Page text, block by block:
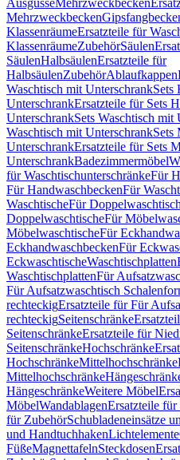
AusgüsseMehrzweckbecken
Mehrzweckbecken
KlassenräumeErsatzteile für
KlassenräumeZubehörSäulen
SäulenHalbsäulenErsatzteile für
HalbsäulenZubehörAblaufkappen
Waschtisch mit UnterschrankSets
UnterschrankErsatzteile für Sets
UnterschrankSets Waschtisch mit
Waschtisch mit UnterschrankSets
UnterschrankErsatzteile für Sets
UnterschrankBadezimmermöbel
für WaschtischunterschränkeFür
Für HandwaschbeckenFür
WaschtischeFür
DoppelwaschtischeFür
MöbelwaschtischeFür
EckhandwaschbeckenFür
EckwaschtischeWaschtischplatten
WaschtischplattenFür
Für Aufsatzwaschtisch
rechteckigErsatzteile für Für
rechteckigSeitenschränke
SeitenschränkeErsatzteile für
SeitenschränkeHochschränke
HochschränkeMittelhochschränke
Mittelhochschränke
HängeschränkeWeitere Möbel
MöbelWandablagenErsatzteile für
für ZubehörSchubladeneinsätze
und HandtuchhakenLichtelemente
FüßeMagnettafelnSteckdosen